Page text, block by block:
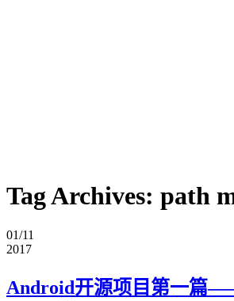
Tag Archives: path
01/11
2017
Android开源项目第一篇